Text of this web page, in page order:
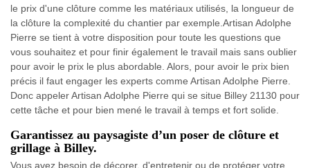
le prix d'une clôture comme les matériaux utilisés, la longueur de
la clôture la complexité du chantier par exemple.Artisan Adolphe
Pierre se tient à votre disposition pour toute les questions que
vous souhaitez et pour finir également le travail mais sans oublier
pour avoir le prix le plus abordable. Alors, pour avoir le prix bien
précis il faut engager les experts comme Artisan Adolphe Pierre.
Donc appeler Artisan Adolphe Pierre qui se situe Billey 21130 pour
cette tâche et pour bien mené le travail à temps et fort solide.
Garantissez au paysagiste d’un poser de clôture et
grillage à Billey.
Vous avez besoin de décorer, d'entretenir ou de protéger votre